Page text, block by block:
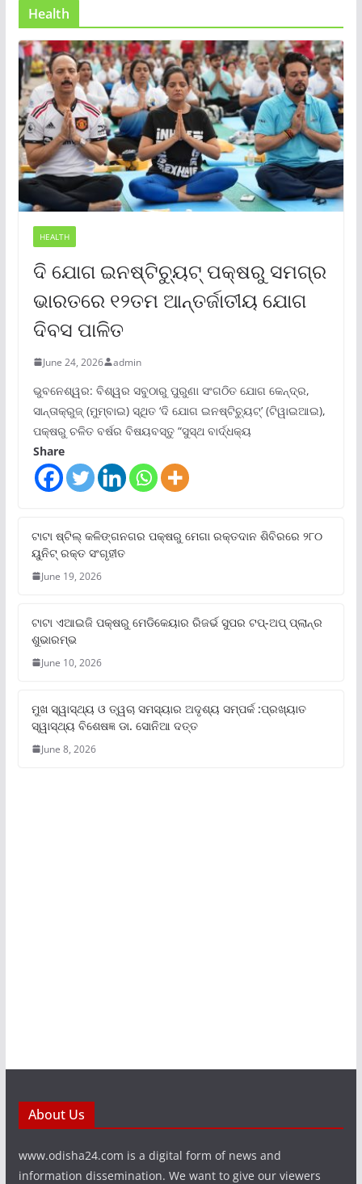
Health
HEALTH
ଦି ଯୋଗ ଇନଷ୍ଟିଚ୍ୟୁଟ୍ ପକ୍ଷରୁ ସମଗ୍ର
ଭାରତରେ ୧୨ତମ ଆନ୍ତର୍ଜାତୀୟ ଯୋଗ
ଦିବସ ପାଳିତ
June 24, 2026 admin
ଭୁବନେଶ୍ୱର: ବିଶ୍ୱର ସବୁଠାରୁ ପୁରୁଣା ସଂଗଠିତ ଯୋଗ କେନ୍ଦ୍ର,
ସାନ୍ତାକ୍ରୁଜ୍ (ମୁମ୍ବାଇ) ସ୍ଥିତ ‘ଦି ଯୋଗ ଇନଷ୍ଟିଚ୍ୟୁଟ୍‌’ (ଟିୱାଇଆଇ),
ପକ୍ଷରୁ ଚଳିତ ବର୍ଷର ବିଷୟବସ୍ତୁ “ସୁସ୍ଥ ବାର୍ଦ୍ଧକ୍ୟ
Share
ଟାଟା ଷ୍ଟିଲ୍‌ କଳିଙ୍ଗନଗର ପକ୍ଷରୁ ମେଗା ରକ୍ତଦାନ ଶିବିରରେ ୨୮୦
ୟୁନିଟ୍‌ ରକ୍ତ ସଂଗୃହୀତ
June 19, 2026
ଟାଟା ଏଆଇଜି ପକ୍ଷରୁ ମେଡିକେୟାର ରିଜର୍ଭ ସୁପର ଟପ୍‌-ଅପ୍ ପ୍ଲାନ୍‌ର
ଶୁଭାରମ୍ଭ
June 10, 2026
ମୁଖ ସ୍ୱାସ୍ଥ୍ୟ ଓ ତ୍ୱଚା ସମସ୍ୟାର ଅଦୃଶ୍ୟ ସମ୍ପର୍କ :ପ୍ରଖ୍ୟାତ
ସ୍ୱାସ୍ଥ୍ୟ ବିଶେଷଜ୍ଞ ଡା. ସୋନିଆ ଦତ୍ତ
June 8, 2026
About Us
www.odisha24.com is a digital form of news and
information dissemination. We want to give our viewers